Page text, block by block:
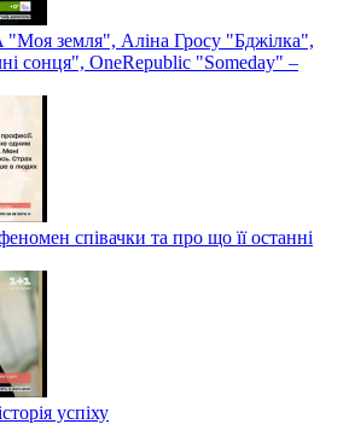
земля", Аліна Гросу "Бджілка",
сонця", OneRepublic "Someday" –
співачки та про що її останні
успіху